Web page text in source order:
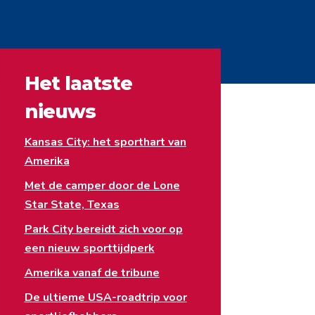
Het laatste
nieuws
Kansas City: het sporthart van
Amerika
Met de camper door de Lone
Star State, Texas
Park City bereidt zich voor op
een nieuw sporttijdperk
Amerika vanaf de tribune
De ultieme USA-roadtrip voor